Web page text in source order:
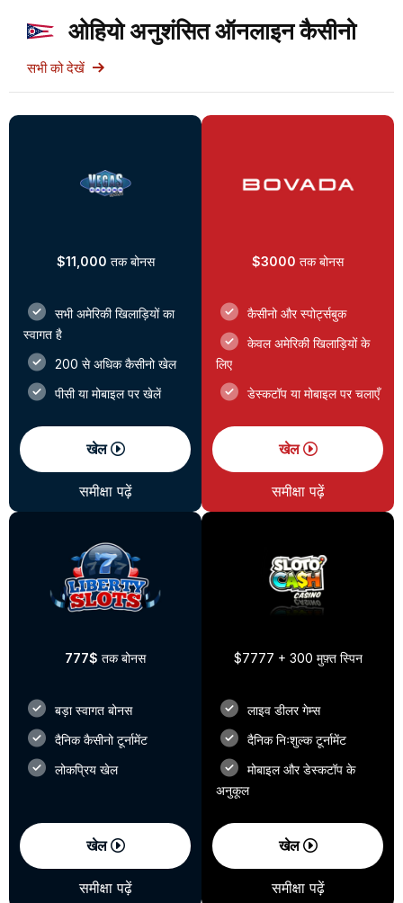
ओहियो अनुशंसित ऑनलाइन कैसीनो
सभी को देखें
$11,000 तक बोनस
सभी अमेरिकी खिलाड़ियों का
स्वागत है
200 से अधिक कैसीनो खेल
पीसी या मोबाइल पर खेलें
खेल
समीक्षा पढ़ें
$3000 तक बोनस
कैसीनो और स्पोर्ट्सबुक
केवल अमेरिकी खिलाड़ियों के
लिए
डेस्कटॉप या मोबाइल पर चलाएँ
खेल
समीक्षा पढ़ें
777$ तक बोनस
बड़ा स्वागत बोनस
दैनिक कैसीनो टूर्नामेंट
लोकप्रिय खेल
खेल
समीक्षा पढ़ें
$7777 + 300 मुफ़्त स्पिन
लाइव डीलर गेम्स
दैनिक निःशुल्क टूर्नामेंट
मोबाइल और डेस्कटॉप के
अनुकूल
खेल
समीक्षा पढ़ें